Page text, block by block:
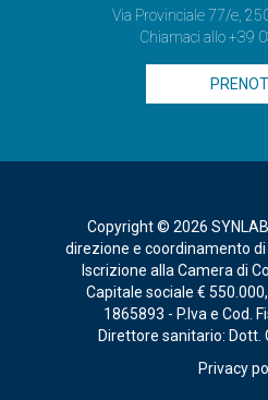
Via Provinciale 77/e,
Chiamaci allo +39
Copyright © 2026
direzione e coordinamento di
Iscrizione alla Camera di
Capitale sociale €
1865893 - P.Iva e Cod.
Direttore sanitario: Dott.
Privacy